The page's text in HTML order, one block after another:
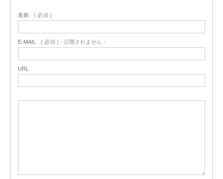
名前 ( 必須 )
E-MAIL ( 必須 ) - 公開されません -
URL